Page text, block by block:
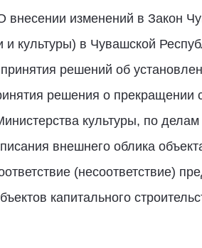
внесении изменений в Закон
и культуры) в Чувашской
решений об
решения о прекращении
культуры, по
внешнего облика
(несоответствие)
капитального